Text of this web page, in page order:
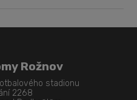
Rožnov
stadionu
2268